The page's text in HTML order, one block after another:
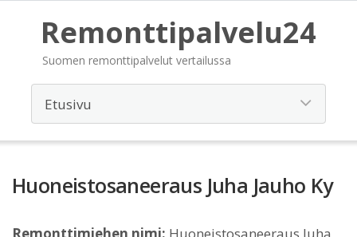
Remonttipalvelu24
Suomen remonttipalvelut vertailussa
Huoneistosaneeraus Juha Jauho Ky